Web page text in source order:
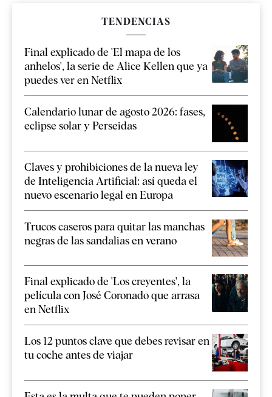
TENDENCIAS
Final explicado de 'El mapa de los
anhelos', la serie de Alice Kellen que ya
puedes ver en Netflix
Calendario lunar de agosto 2026: fases,
eclipse solar y Perseidas
Claves y prohibiciones de la nueva ley
de Inteligencia Artificial: así queda el
nuevo escenario legal en Europa
Trucos caseros para quitar las manchas
negras de las sandalias en verano
Final explicado de 'Los creyentes', la
película con José Coronado que arrasa
en Netflix
Los 12 puntos clave que debes revisar en
tu coche antes de viajar